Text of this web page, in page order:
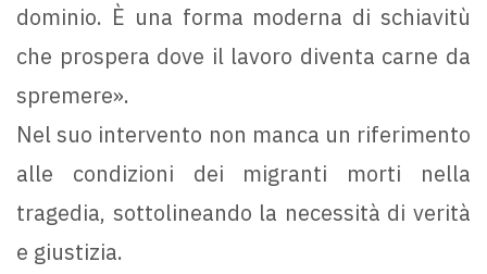
dominio. È una forma moderna di schiavitù
che prospera dove il lavoro diventa carne da
spremere».
Nel suo intervento non manca un riferimento
alle condizioni dei migranti morti nella
tragedia, sottolineando la necessità di verità
e giustizia.